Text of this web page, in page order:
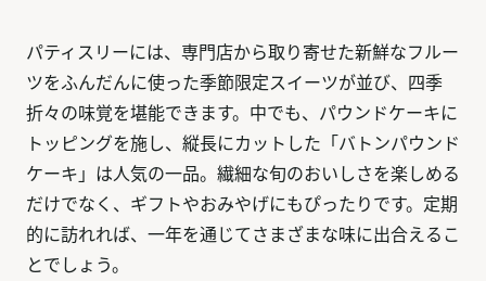
パティスリーには、専門店から取り寄せた新鮮なフルー
ツをふんだんに使った季節限定スイーツが並び、四季
折々の味覚を堪能できます。中でも、パウンドケーキに
トッピングを施し、縦長にカットした「バトンパウンド
ケーキ」は人気の一品。繊細な旬のおいしさを楽しめる
だけでなく、ギフトやおみやげにもぴったりです。定期
的に訪れれば、一年を通じてさまざまな味に出合えるこ
とでしょう。